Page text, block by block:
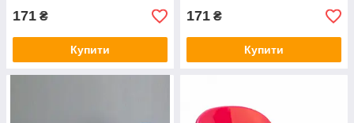
171 ₴
Купити
171 ₴
Купити